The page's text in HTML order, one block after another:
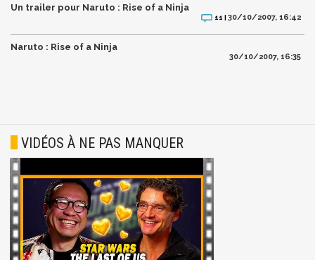
Un trailer pour Naruto : Rise of a Ninja
11 |30/10/2007, 16:42
Naruto : Rise of a Ninja
30/10/2007, 16:35
VIDÉOS À NE PAS MANQUER